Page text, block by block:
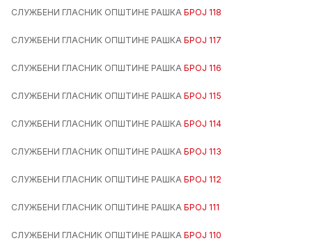
СЛУЖБЕНИ ГЛАСНИК ОПШТИНЕ РАШКА БРОЈ 118
СЛУЖБЕНИ ГЛАСНИК ОПШТИНЕ РАШКА БРОЈ 117
СЛУЖБЕНИ ГЛАСНИК ОПШТИНЕ РАШКА БРОЈ 116
СЛУЖБЕНИ ГЛАСНИК ОПШТИНЕ РАШКА БРОЈ 115
СЛУЖБЕНИ ГЛАСНИК ОПШТИНЕ РАШКА БРОЈ 114
СЛУЖБЕНИ ГЛАСНИК ОПШТИНЕ РАШКА БРОЈ 113
СЛУЖБЕНИ ГЛАСНИК ОПШТИНЕ РАШКА БРОЈ 112
СЛУЖБЕНИ ГЛАСНИК ОПШТИНЕ РАШКА БРОЈ 111
СЛУЖБЕНИ ГЛАСНИК ОПШТИНЕ РАШКА БРОЈ 110